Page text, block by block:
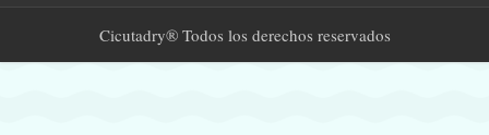
Cicutadry® Todos los derechos reservados